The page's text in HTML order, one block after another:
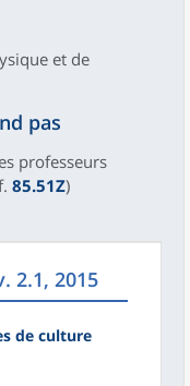
et de
pas
professeurs
85.51Z)
2.1, 2015
de culture